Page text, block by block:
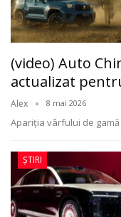
(video) Auto
actualizat
Alex 8 mai 2026
Apariția vârfului de gamă
ȘTIRI